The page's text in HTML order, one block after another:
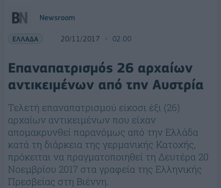
Newsroom
ΕΛΛΑΔΑ 20/11/2017 02:00
Επαναπατρισμός 26 αρχαίων
αντικειμένων από την Αυστρία
Τελετή επαναπατρισμού είκοσι έξι (26)
αρχαίων αντικειμένων που είχαν
απομακρυνθεί παρανόμως από την Ελλάδα
κατά τη διάρκεια της γερμανικής Κατοχής,
πρόκειται να πραγματοποιηθεί τη Δευτέρα 20
Νοεμβρίου 2017 στα γραφεία της Ελληνικής
Πρεσβείας στη Βιέννη.